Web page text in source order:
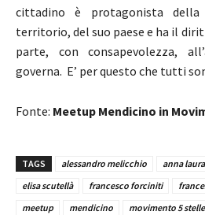
cittadino è protagonista
territorio, del suo paese e ha il
parte, con consapevolezza,
governa. E’ per questo che tutti
Fonte: Meetup Mendicino in
TAGS alessandro melicchio anna
elisa scutellà
francesco forciniti
meetup
mendicino movimento 5 stelle